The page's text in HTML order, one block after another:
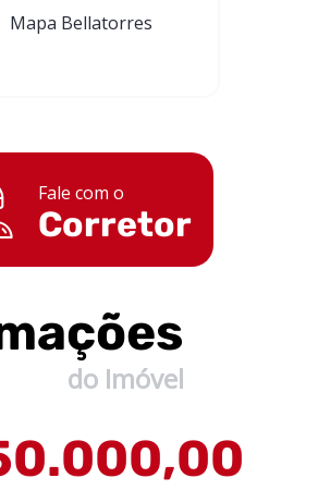
Mapa Bellatorres
Fale com o
Corretor
do Imóvel